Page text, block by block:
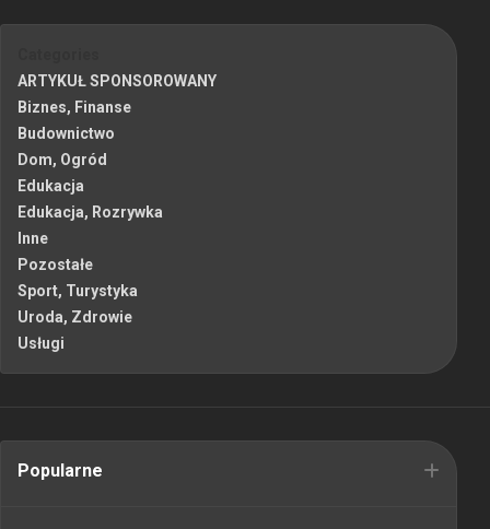
ARTYKUŁ SPONSOROWANY
Biznes, Finanse
Budownictwo
Dom, Ogród
Edukacja
Edukacja, Rozrywka
Inne
Pozostałe
Sport, Turystyka
Uroda, Zdrowie
Usługi
Popularne